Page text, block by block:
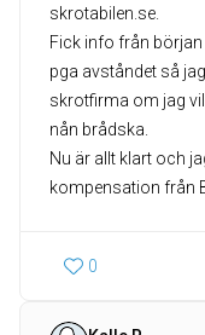
skrotabilen.se.
Fick info från början
pga avståndet så
skrotfirma om jag
nån brådska.
Nu är allt klart och
kompensation från
0